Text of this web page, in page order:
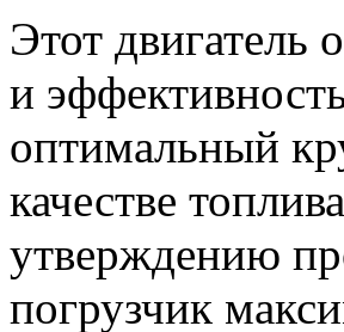
Этот двигатель
и
оптимальный
качестве
утверждению
погрузчик